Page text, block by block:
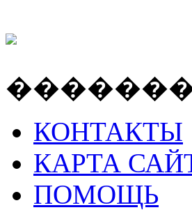
�������,
КОНТАКТЫ
КАРТА
ПОМОЩЬ